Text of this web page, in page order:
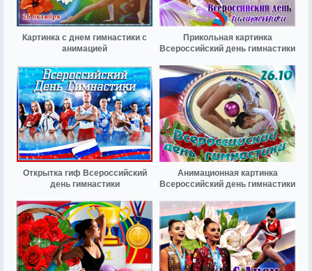
Картинка с днем гимнастики с
анимацией
Прикольная картинка
Всероссийский день гимнастики
Открытка гиф Всероссийский
день гимнастики
Анимационная картинка
Всероссийский день гимнастики